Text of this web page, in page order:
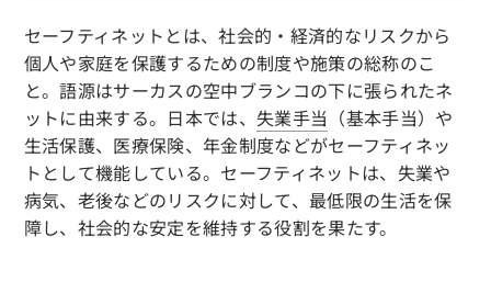
セーフティネットとは、社会的・経済的なリスクから
個人や家庭を保護するための制度や施策の総称のこ
と。語源はサーカスの空中ブランコの下に張られたネ
ットに由来する。日本では、失業手当 （基本手当）や
生活保護、医療保険、年金制度などがセーフティネッ
トとして機能している。セーフティネットは、失業や
病気、老後などのリスクに対して、最低限の生活を保
障し、社会的な安定を維持する役割を果たす。